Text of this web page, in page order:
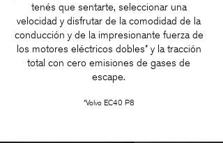
tenés que sentarte, seleccionar una
velocidad y disfrutar de la comodidad de la
conducción y de la impresionante fuerza de
los motores eléctricos dobles* y la tracción
total con cero emisiones de gases de
escape.
*Volvo EC40 P8